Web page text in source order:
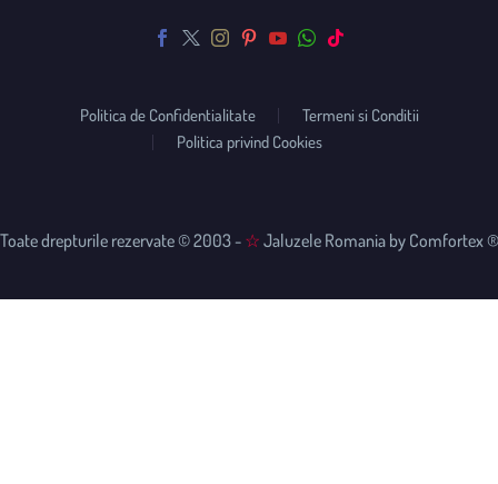
Politica de Confidentialitate
Termeni si Conditii
Politica privind Cookies
Toate drepturile rezervate © 2003 - ☆ Jaluzele Romania by Comfortex ®